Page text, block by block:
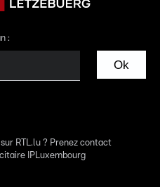
:
Ok
RTL.lu ? Prenez contact
IPLuxembourg